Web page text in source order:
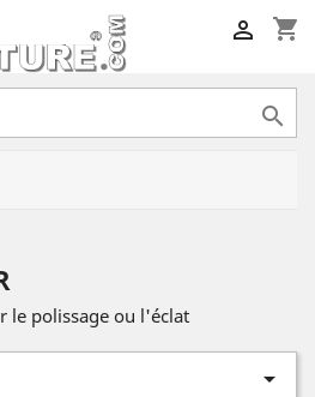
shopping_cart


le polissage ou l'éclat
